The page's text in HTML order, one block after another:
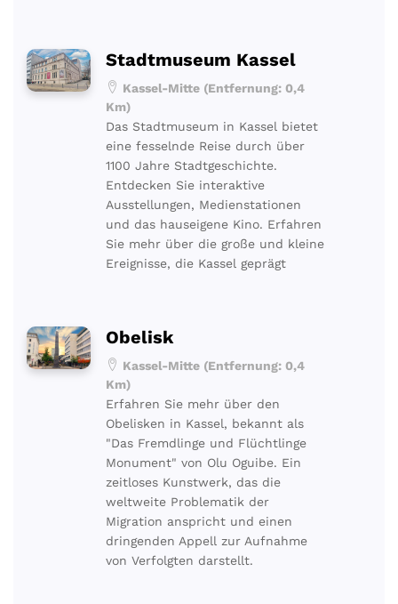
Stadtmuseum Kassel
Kassel-Mitte (Entfernung: 0,4
Km)
Das Stadtmuseum in Kassel bietet
eine fesselnde Reise durch über
1100 Jahre Stadtgeschichte.
Entdecken Sie interaktive
Ausstellungen, Medienstationen
und das hauseigene Kino. Erfahren
Sie mehr über die große und kleine
Ereignisse, die Kassel geprägt
Obelisk
Kassel-Mitte (Entfernung: 0,4
Km)
Erfahren Sie mehr über den
Obelisken in Kassel, bekannt als
"Das Fremdlinge und Flüchtlinge
Monument" von Olu Oguibe. Ein
zeitloses Kunstwerk, das die
weltweite Problematik der
Migration anspricht und einen
dringenden Appell zur Aufnahme
von Verfolgten darstellt.